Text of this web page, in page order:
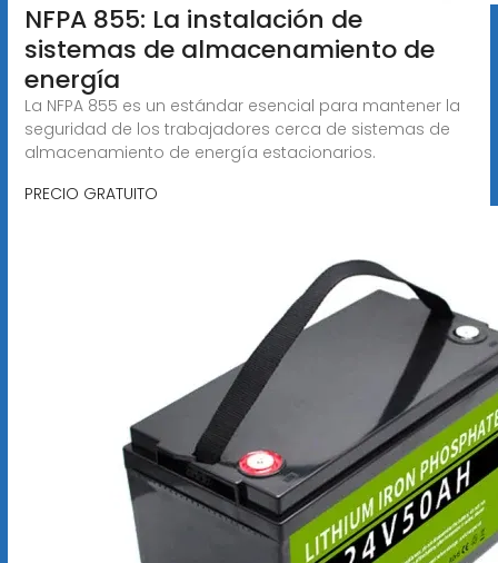
NFPA 855: La instalación de
sistemas de almacenamiento de
energía
La NFPA 855 es un estándar esencial para mantener la
seguridad de los trabajadores cerca de sistemas de
almacenamiento de energía estacionarios.
PRECIO GRATUITO